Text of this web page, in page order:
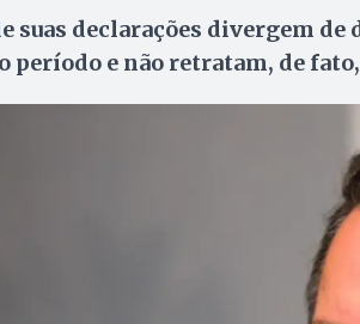
suas declarações divergem
período e não retratam, de